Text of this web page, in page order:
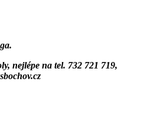
nejlépe na tel. 732 721 719,